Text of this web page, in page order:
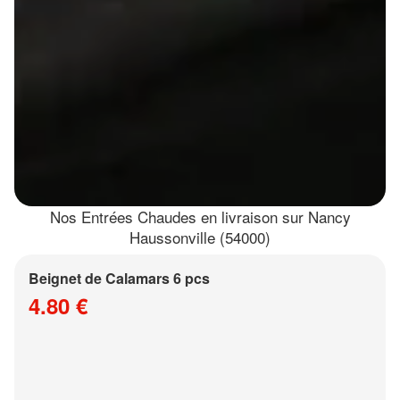
Nos Entrées Chaudes en livraison sur Nancy
Haussonville (54000)
Beignet de Calamars 6 pcs
4.80 €